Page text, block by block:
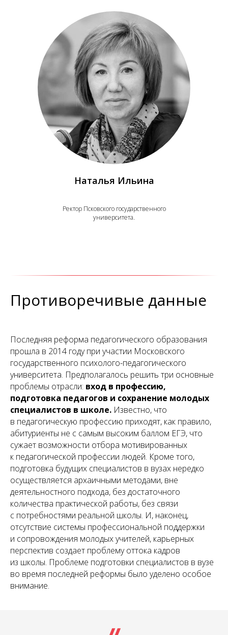
Наталья Ильина
Ректор Псковского государственного
университета.
Противоречивые данные
Последняя реформа педагогического образования
прошла в 2014 году при участии Московского
государственного психолого-педагогического
университета. Предполагалось решить три основные
проблемы отрасли: вход в профессию,
подготовка педагогов и сохранение молодых
специалистов в школе. Известно, что
в педагогическую профессию приходят, как правило,
абитуриенты не с самым высоким баллом ЕГЭ, что
сужает возможности отбора мотивированных
к педагогической профессии людей. Кроме того,
подготовка будущих специалистов в вузах нередко
осуществляется архаичными методами, вне
деятельностного подхода, без достаточного
количества практической работы, без связи
с потребностями реальной школы. И, наконец,
отсутствие системы профессиональной поддержки
и сопровождения молодых учителей, карьерных
перспектив создает проблему оттока кадров
из школы. Проблеме подготовки специалистов в вузе
во время последней реформы было уделено особое
внимание.